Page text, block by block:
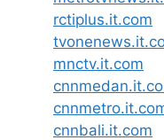
rctiplus.it.com
mnctv.it.com
cnnbali.it.com